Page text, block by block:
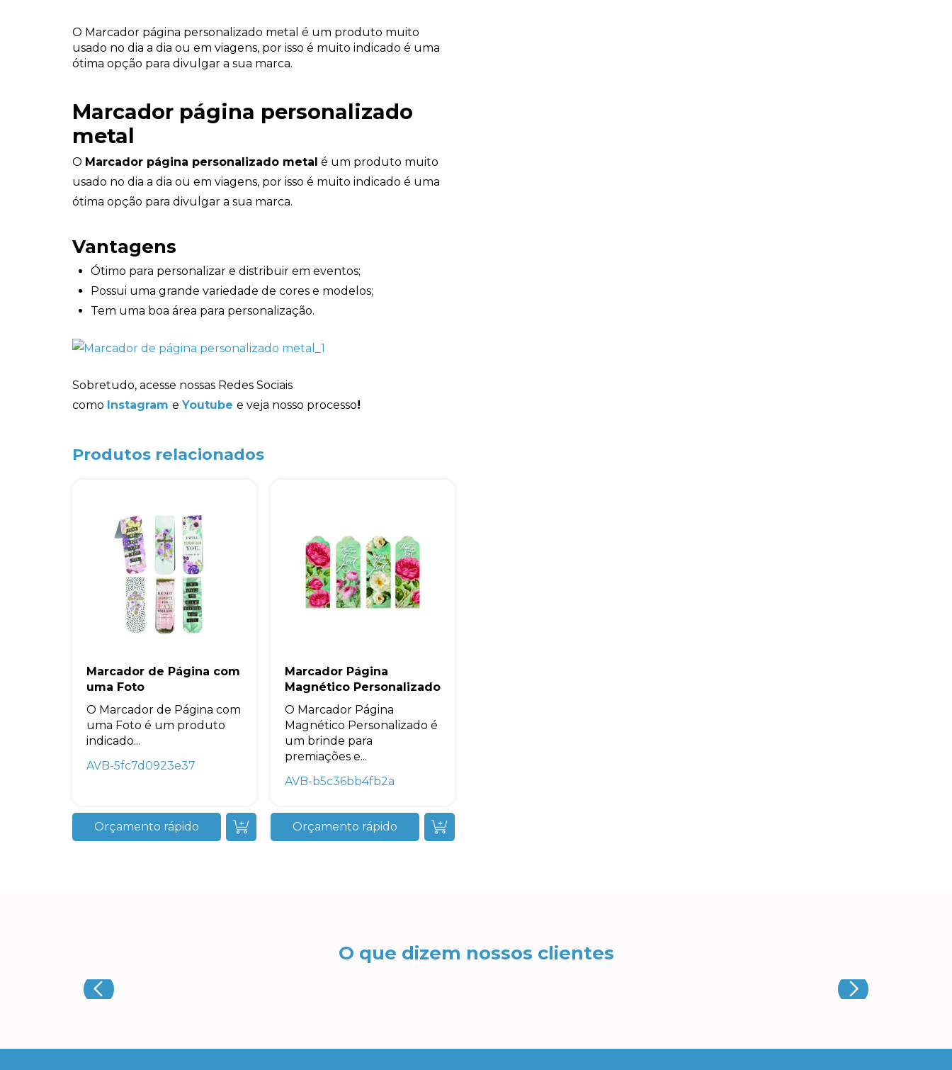
O Marcador página personalizado metal é um produto muito
usado no dia a dia ou em viagens, por isso é muito indicado é uma
ótima opção para divulgar a sua marca.
Marcador página personalizado
metal
O Marcador página personalizado metal é um produto muito
usado no dia a dia ou em viagens, por isso é muito indicado é uma
ótima opção para divulgar a sua marca.
Vantagens
Ótimo para personalizar e distribuir em eventos;
Possui uma grande variedade de cores e modelos;
Tem uma boa área para personalização.
Sobretudo, acesse nossas Redes Sociais
como Instagram e Youtube e veja nosso processo!
Produtos relacionados
Marcador de Página com
uma Foto
O Marcador de Página com
uma Foto é um produto
indicado...
AVB-5fc7d0923e37
Orçamento rápido
Marcador Página
Magnético Personalizado
O Marcador Página
Magnético Personalizado é
um brinde para
premiações e...
AVB-b5c36bb4fb2a
Orçamento rápido
O que dizem nossos clientes
privacidade, utilizaremos seus dados apenas para fins de
marketing. Você pode alterar suas preferências a qualquer
momento.